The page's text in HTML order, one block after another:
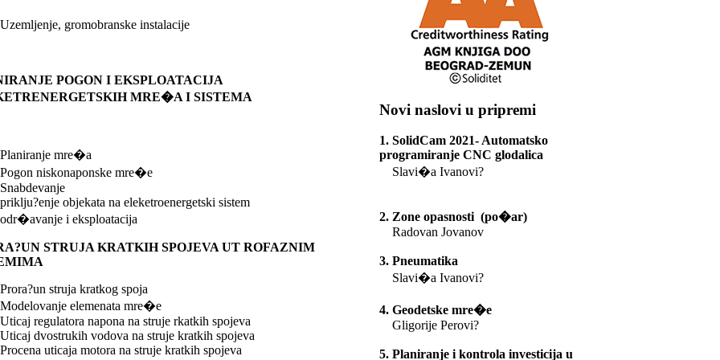
Uzemljenje, gromobranske instalacije
POGON I EKSPLOATACIJA
MRE�A I SISTEMA
Planiranje mre�a
Pogon niskonaponske mre�e
Snabdevanje
priklju?enje objekata na eleketroenergetski sistem
odr�avanje i eksploatacija
STRUJA KRATKIH SPOJEVA UT ROFAZNIM
Prora?un struja kratkog spoja
Modelovanje elemenata mre�e
Uticaj regulatora napona na struje rkatkih spojeva
Uticaj dvostrukih vodova na struje kratkih spojeva
Procena uticaja motora na struje kratkih spojeva
Novi naslovi u pripremi
1. SolidCam 2021- Automatsko
programiranje CNC glodalica
Slavi�a Ivanovi?
2. Zone opasnosti (po�ar)
Radovan Jovanov
3. Pneumatika
Slavi�a Ivanovi?
4. Geodetske mre�e
Gligorije Perovi?
5. Planiranje i kontrola investicija u